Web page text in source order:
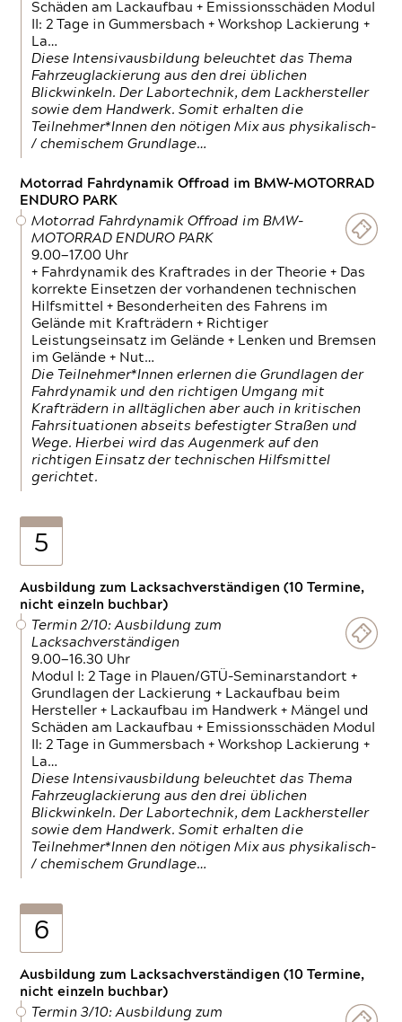
Schäden am Lackaufbau + Emissionsschäden Modul
II: 2 Tage in Gummersbach + Workshop Lackierung +
La…
Diese Intensivausbildung beleuchtet das Thema
Fahrzeuglackierung aus den drei üblichen
Blickwinkeln. Der Labortechnik, dem Lackhersteller
sowie dem Handwerk. Somit erhalten die
Teilnehmer*Innen den nötigen Mix aus physikalisch-
/ chemischem Grundlage…
Motorrad Fahrdynamik Offroad im BMW-MOTORRAD
ENDURO PARK
Motorrad Fahrdynamik Offroad im BMW-
MOTORRAD ENDURO PARK
9.00—17.00 Uhr
+ Fahrdynamik des Kraftrades in der Theorie + Das
korrekte Einsetzen der vorhandenen technischen
Hilfsmittel + Besonderheiten des Fahrens im
Gelände mit Krafträdern + Richtiger
Leistungseinsatz im Gelände + Lenken und Bremsen
im Gelände + Nut…
Die Teilnehmer*Innen erlernen die Grundlagen der
Fahrdynamik und den richtigen Umgang mit
Krafträdern in alltäglichen aber auch in kritischen
Fahrsituationen abseits befestigter Straßen und
Wege. Hierbei wird das Augenmerk auf den
richtigen Einsatz der technischen Hilfsmittel
gerichtet.
5
Ausbildung zum Lacksachverständigen (10 Termine,
nicht einzeln buchbar)
Termin 2/10: Ausbildung zum
Lacksachverständigen
9.00—16.30 Uhr
Modul I: 2 Tage in Plauen/GTÜ-Seminarstandort +
Grundlagen der Lackierung + Lackaufbau beim
Hersteller + Lackaufbau im Handwerk + Mängel und
Schäden am Lackaufbau + Emissionsschäden Modul
II: 2 Tage in Gummersbach + Workshop Lackierung +
La…
Diese Intensivausbildung beleuchtet das Thema
Fahrzeuglackierung aus den drei üblichen
Blickwinkeln. Der Labortechnik, dem Lackhersteller
sowie dem Handwerk. Somit erhalten die
Teilnehmer*Innen den nötigen Mix aus physikalisch-
/ chemischem Grundlage…
6
Ausbildung zum Lacksachverständigen (10 Termine,
nicht einzeln buchbar)
Termin 3/10: Ausbildung zum